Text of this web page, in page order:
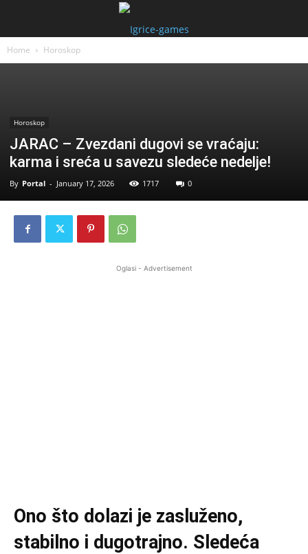
Home Horoskop
Horoskop
JARAC – Zvezdani dugovi se vraćaju:
karma i sreća u savezu sledeće nedelje!
By Portal - January 17, 2026 1717 0
Oglasi - Advertisement
Ono što dolazi je zasluženo,
stabilno i dugotrajno. Sledeća